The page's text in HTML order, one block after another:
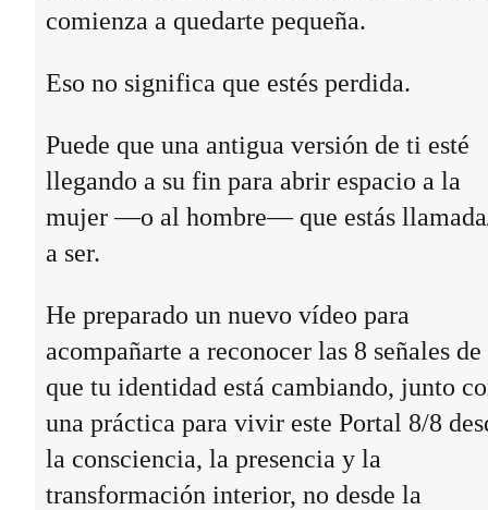
comienza a quedarte pequeña.
Eso no significa que estés perdida.
Puede que una antigua versión de ti esté
llegando a su fin para abrir espacio a la
mujer —o al hombre— que estás
a ser.
He preparado un nuevo vídeo para
acompañarte a reconocer las 8 señales de
que tu identidad está cambiando, junto
una práctica para vivir este Portal 8/8
la consciencia, la presencia y la
transformación interior, no desde la